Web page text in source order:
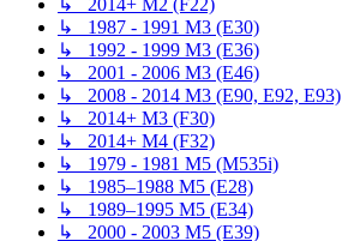
↳ 2014+ M2 (F22)
↳ 1987 - 1991 M3 (E30)
↳ 1992 - 1999 M3 (E36)
↳ 2001 - 2006 M3 (E46)
↳ 2008 - 2014 M3 (E90, E92, E93)
↳ 2014+ M3 (F30)
↳ 2014+ M4 (F32)
↳ 1979 - 1981 M5 (M535i)
↳ 1985–1988 M5 (E28)
↳ 1989–1995 M5 (E34)
↳ 2000 - 2003 M5 (E39)